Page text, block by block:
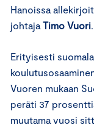
Hanoissa
johtaja Timo Vuori
Erityisesti
Vuoren mukaan
peräti 37
muutama vuosi